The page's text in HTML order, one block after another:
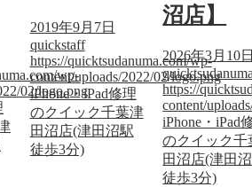
wp-
02/logo.png
2019年9月7日
quickstaff
https://quicktsudanuma.com/wp-
content/uploads/2022/02/logo.png
iPhone・iPad修理
のクイック千葉津
田沼店(津田沼駅
徒歩3分)
沼店】
2026年3月10
https://
content/
iPhone・iPad
のクイック千
田沼店(津田
徒歩3分)